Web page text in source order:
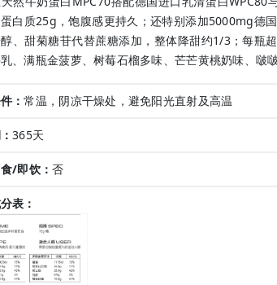
白质25g，饱腹感更持久；还特别添加5000mg德
、甜菊糖苷代替蔗糖添加，整体降甜约1/3；每瓶
、满瓶金菠萝、树莓石榴多味、芒芒黄桃奶味、啵
：常温，阴凉干燥处，避免阳光直射及高温
365天
/即饮：否
表：